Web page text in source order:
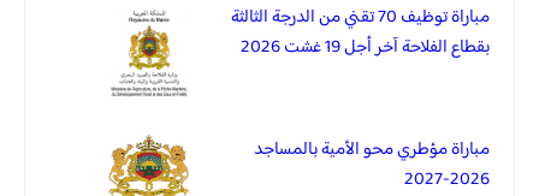
مباراة توظيف 70 تقني من الدرجة الثالثة
بقطاع الفلاحة آخر أجل 19 غشت 2026
مباراة مؤطري محو الأمية بالمساجد
2026-2027